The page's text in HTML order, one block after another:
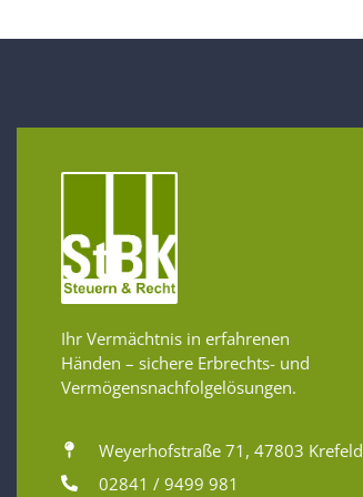
Ihr Vermächtnis in erfahrenen
Händen – sichere Erbrechts- und
Vermögensnachfolgelösungen.
Weyerhofstraße 71, 47803 Krefeld
02841 / 9499 981